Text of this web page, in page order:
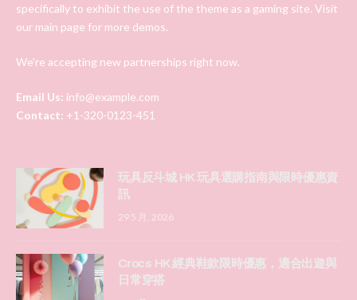
specifically to exhibit the use of the theme as a gaming site. Visit
our main page for more demos.
We're accepting new partnerships right now.
Email Us: info@example.com
Contact: +1-320-0123-451
玩具反斗城 HK 玩具選購指南與限時優惠資
訊
29 5 月, 2026
Crocs HK 經典鞋款限時優惠，適合出遊與
日常穿搭